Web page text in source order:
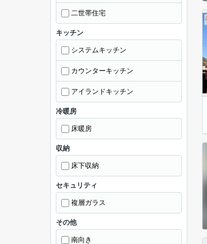
二世帯住宅
キッチン
システムキッチン
カウンターキッチン
アイランドキッチン
冷暖房
床暖房
収納
床下収納
セキュリティ
複層ガラス
その他
南向き